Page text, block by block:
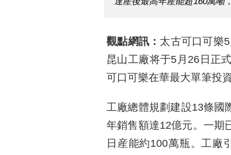
觀點網訊： 太古可口可樂
昆山工廠将于5月26日正
可口可樂在華最大單筆投
工廠總體規劃建設13條國
年銷售額達12億元。一期
日産能約100萬瓶。工廠